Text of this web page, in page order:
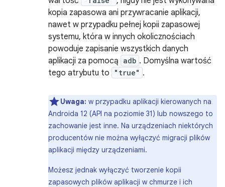
kopia zapasowa ani przywracanie aplikacji,
nawet w przypadku pełnej kopii zapasowej
systemu, która w innych okolicznościach
powoduje zapisanie wszystkich danych
aplikacji za pomocą adb . Domyślna wartość
tego atrybutu to
"true" .
Uwaga: w przypadku aplikacji kierowanych na
Androida 12 (API na poziomie 31) lub nowszego to
zachowanie jest inne. Na urządzeniach niektórych
producentów nie można wyłączyć migracji plików
aplikacji między urządzeniami.
Możesz jednak wyłączyć tworzenie kopii
zapasowych plików aplikacji w chmurze i ich